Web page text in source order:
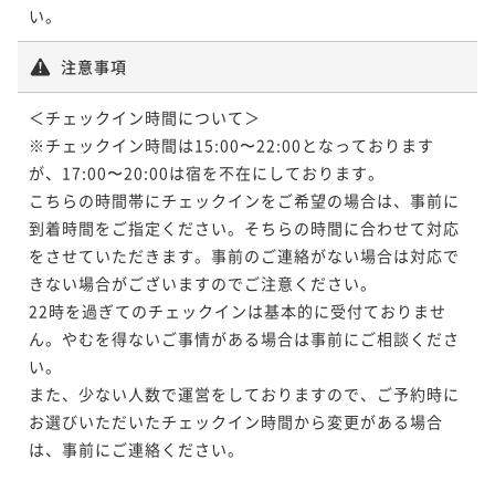
い。
注意事項
＜チェックイン時間について＞
※チェックイン時間は15:00〜22:00となっております
が、17:00〜20:00は宿を不在にしております。
こちらの時間帯にチェックインをご希望の場合は、事前に
到着時間をご指定ください。そちらの時間に合わせて対応
をさせていただきます。事前のご連絡がない場合は対応で
きない場合がございますのでご注意ください。
22時を過ぎてのチェックインは基本的に受付ておりませ
ん。やむを得ないご事情がある場合は事前にご相談くださ
い。
また、少ない人数で運営をしておりますので、ご予約時に
お選びいただいたチェックイン時間から変更がある場合
は、事前にご連絡ください。